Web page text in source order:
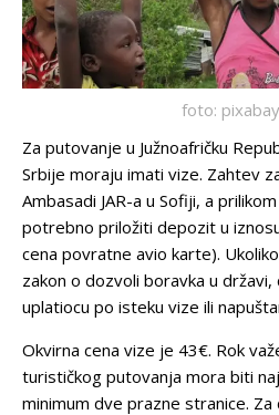
foto:
Za putovanje u Južnoafričku
Srbije moraju imati vize. Zahtev
Ambasadi JAR-a u Sofiji, a
potrebno priložiti depozit u
cena povratne avio karte).
zakon o dozvoli boravka u državi,
uplatiocu po isteku vize ili
Okvirna cena vize je 43€. Rok
turističkog putovanja mora biti
minimum dve prazne stranice.